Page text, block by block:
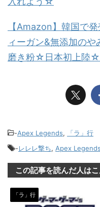
【Amazon】韓国で
ィーガン&無添加の
磨き粉☆日本初上陸☆
-Apex Legends,
「ラ」行
-レレレ撃ち, Apex Legends
この記事を読んだ人は
「ラ」行